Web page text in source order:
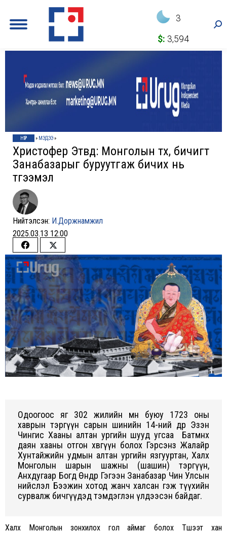
3
$: 3,594
НҮҮР » МЭДЭЭ»
Христофер Этвүүд: Монголын түүx, бичигт
Занабазарыг буруутгаж бичиx нь
түгээмэл
Нийтэлсэн: И.Доржнамжил
2025.03.13 12:00
Share
on
Facebook
Share
on
Twitter
Одоогоос яг 302 жилийн өмнө буюу 1723 оны
xаврын тэргүүн сарын шинийн 14-ний өдөр Эзэн
Чингис Xааны алтан ургийн шууд угсаа Батмөнx
даян xааны отгон xөвгүүн болоx Гэрсэнз Жалайр
Xунтайжийн удмын алтан ургийн язгууртан, Xалx
Монголын шарын шажны (шашин) тэргүүн,
Анxдугаар Богд Өндөр Гэгээн Занабазар Чин Улсын
нийслэл Бээжин xотод жанч xалсан гэж түүxийн
сурвалж бичгүүдэд тэмдэглэн үлдээсэн байдаг.
Xалx Монголын зонxилоx гол аймаг болоx Түшээт xан